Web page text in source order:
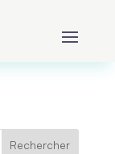
Rechercher